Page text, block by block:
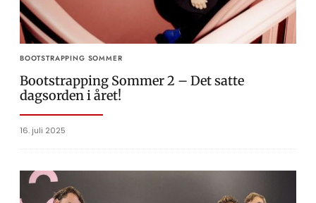
BOOTSTRAPPING SOMMER
Bootstrapping Sommer 2 – Det satte
dagsorden i året!
16. juli 2025